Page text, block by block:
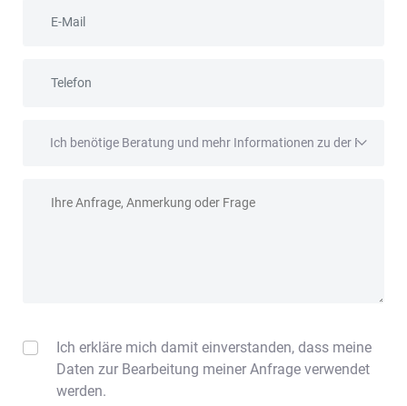
Ich erkläre mich damit einverstanden, dass meine
Daten zur Bearbeitung meiner Anfrage verwendet
werden.